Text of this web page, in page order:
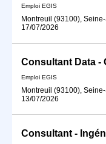
Emploi EGIS
Montreuil (93100),
17/07/2026
Emploi EGIS
Montreuil (93100),
13/07/2026